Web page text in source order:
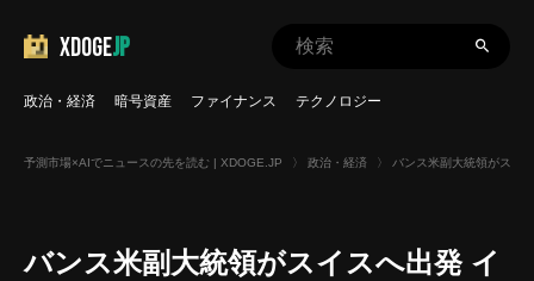
XDOGEJP
政治・経済 暗号資産 ファイナンス テクノロジー
予測市場×AIでニュースの先を読む | XDOGE.JP 〉 政治・経済 〉 バンス米副大統領がスイ
バンス米副大統領がスイスへ出発 イ